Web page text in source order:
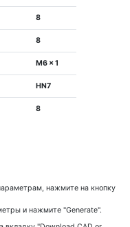
8
8
M6 x 1
HN7
8
нажмите на кнопку
и нажмите "Generate".